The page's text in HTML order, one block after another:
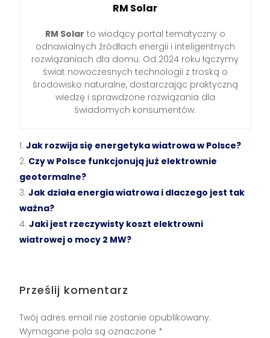
RM Solar
RM Solar to wiodący portal tematyczny o
odnawialnych źródłach energii i inteligentnych
rozwiązaniach dla domu. Od 2024 roku łączymy
świat nowoczesnych technologii z troską o
środowisko naturalne, dostarczając praktyczną
wiedzę i sprawdzone rozwiązania dla
świadomych konsumentów.
Jak rozwija się energetyka wiatrowa w Polsce?
Czy w Polsce funkcjonują już elektrownie
geotermalne?
Jak działa energia wiatrowa i dlaczego jest tak
ważna?
Jaki jest rzeczywisty koszt elektrowni
wiatrowej o mocy 2 MW?
Prześlij komentarz
Twój adres email nie zostanie opublikowany.
Wymagane pola są oznaczone *